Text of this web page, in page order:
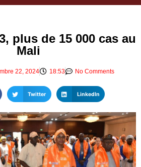
plus de 15 000 cas au
Mali
22, 2024 18:53 No Comments
Twitter LinkedIn